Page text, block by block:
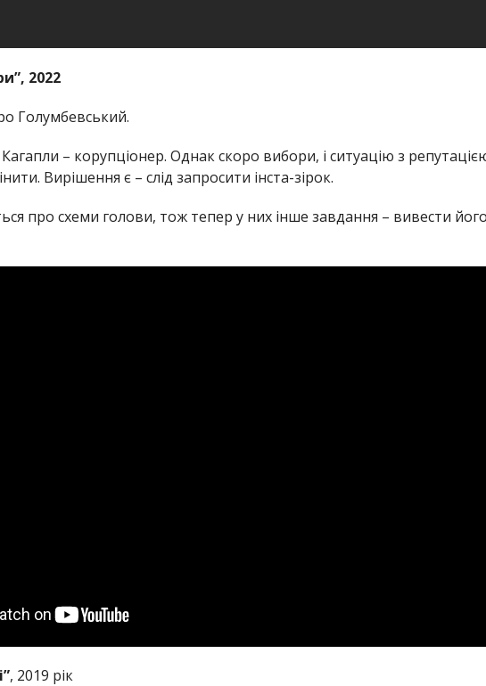
2022
Голумбевський.
– корупціонер. Однак скоро вибори, і ситуацію з
Вирішення є – слід запросити інста-зірок.
про схеми голови, тож тепер у них інше завдання – вивести
, 2019 рік